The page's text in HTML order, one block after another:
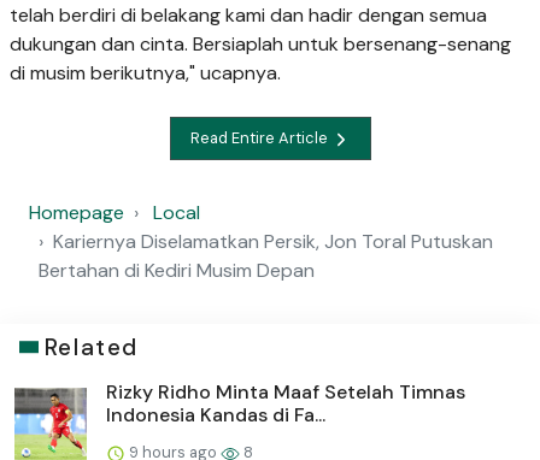
telah berdiri di belakang kami dan hadir dengan semua
dukungan dan cinta. Bersiaplah untuk bersenang-senang
di musim berikutnya," ucapnya.
Read Entire Article
Homepage
Local
Kariernya Diselamatkan Persik, Jon Toral Putuskan
Bertahan di Kediri Musim Depan
Related
Rizky Ridho Minta Maaf Setelah Timnas
Indonesia Kandas di Fa...
9 hours ago 8